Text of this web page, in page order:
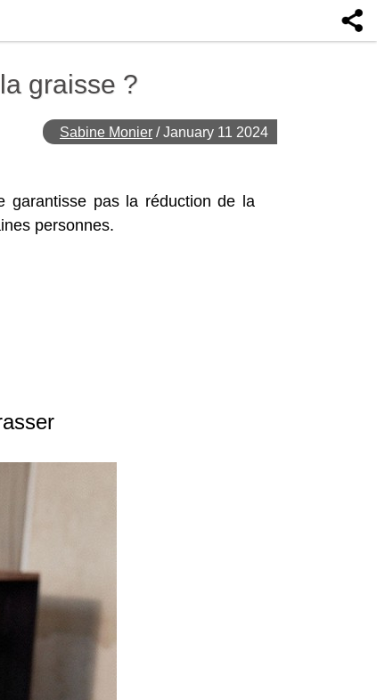
graisse ?
Sabine Monier /January 11 2024
garantisse pas la réduction de la
personnes.